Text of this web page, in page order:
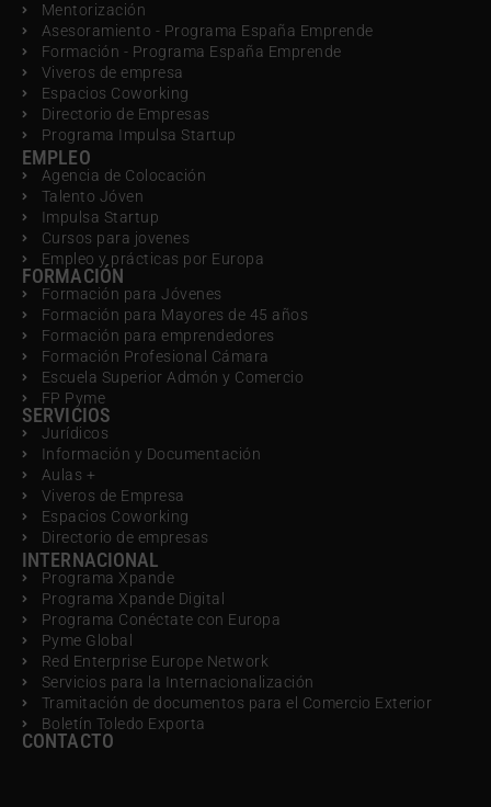
Mentorización
Asesoramiento - Programa España Emprende
Formación - Programa España Emprende
Viveros de empresa
Espacios Coworking
Directorio de Empresas
Programa Impulsa Startup
EMPLEO
Agencia de Colocación
Talento Jóven
Impulsa Startup
Cursos para jovenes
Empleo y prácticas por Europa
FORMACIÓN
Formación para Jóvenes
Formación para Mayores de 45 años
Formación para emprendedores
Formación Profesional Cámara
Escuela Superior Admón y Comercio
FP Pyme
SERVICIOS
Jurídicos
Información y Documentación
Aulas +
Viveros de Empresa
Espacios Coworking
Directorio de empresas
INTERNACIONAL
Programa Xpande
Programa Xpande Digital
Programa Conéctate con Europa
Pyme Global
Red Enterprise Europe Network
Servicios para la Internacionalización
Tramitación de documentos para el Comercio Exterior
Boletín Toledo Exporta
CONTACTO